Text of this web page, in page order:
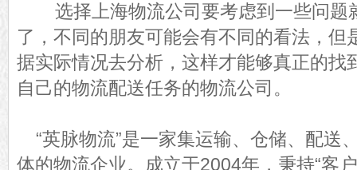
选择上海物流公司要考虑到一些问题
了，不同的朋友可能会有不同的看法，但
据实际情况去分析，这样才能够真正的找
自己的物流配送任务的物流公司。
“英脉物流”是一家集运输、仓储、配送
体的物流企业。成立于2004年，秉持“客